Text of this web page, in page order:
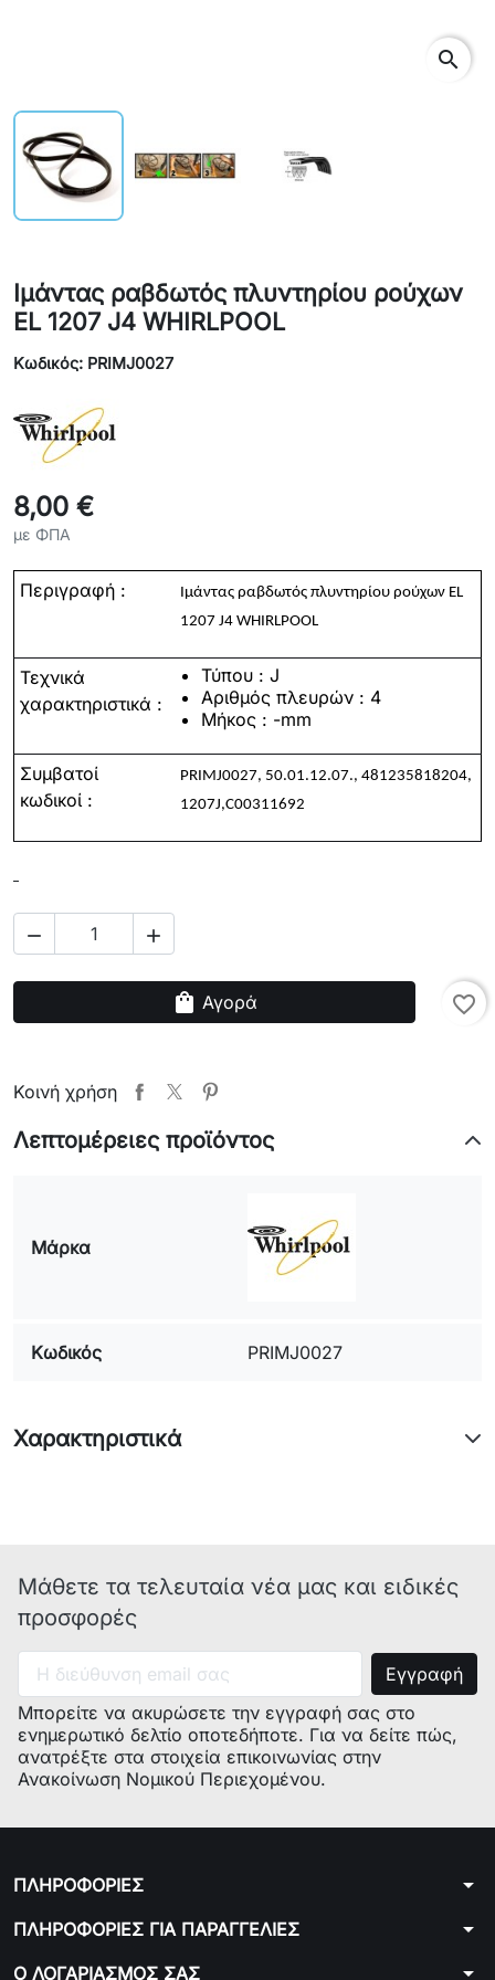
search
Ιμάντας ραβδωτός πλυντηρίου ρούχων
EL 1207 J4 WHIRLPOOL
Κωδικός: PRIMJ0027
8,00 €
με ΦΠΑ
Περιγραφή : Ιμάντας ραβδωτός πλυντηρίου ρούχων EL
1207 J4 WHIRLPOOL
Τεχνικά
χαρακτηριστικά :
Τύπου : J
Αριθμός πλευρών : 4
Μήκος : -mm
Συμβατοί
κωδικοί:
PRIMJ0027, 50.01.12.07., 481235818204,
1207J,C00311692
 
shopping_bag Αγορά favorite_border
Κοινή χρήση
Λεπτομέρειες προϊόντος
Μάρκα
Κωδικός PRIMJ0027
Χαρακτηριστικά
Μάθετε τα τελευταία νέα μας και ειδικές
προσφορές
Μπορείτε να ακυρώσετε την εγγραφή σας στο
ενημερωτικό δελτίο οποτεδήποτε. Για να δείτε πώς,
ανατρέξτε στα στοιχεία επικοινωνίας στην
Ανακοίνωση Νομικού Περιεχομένου.
ΠΛΗΡΟΦΟΡΙΕΣ arrow_drop_down
ΠΛΗΡΟΦΟΡΙΕΣ ΓΙΑ ΠΑΡΑΓΓΕΛΙΕΣ arrow_drop_down
Ο ΛΟΓΑΡΙΑΣΜΟΣ ΣΑΣ arrow_drop_down